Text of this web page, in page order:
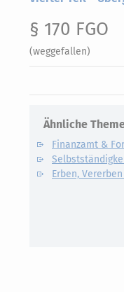
§ 170 FGO
(weggefallen)
Ähnliche
Finanzamt &
Erben,